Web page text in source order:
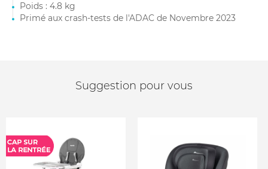
Poids : 4.8 kg
Primé aux crash-tests de l'ADAC de Novembre 2023
Suggestion pour vous